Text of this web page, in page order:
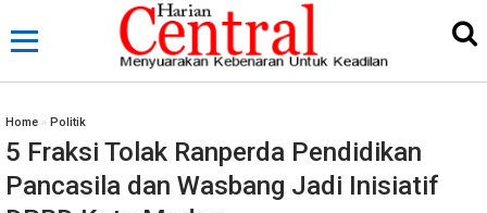
Home » Politik
5 Fraksi Tolak Ranperda Pendidikan
Pancasila dan Wasbang Jadi Inisiatif